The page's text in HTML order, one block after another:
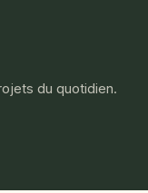
du quotidien.